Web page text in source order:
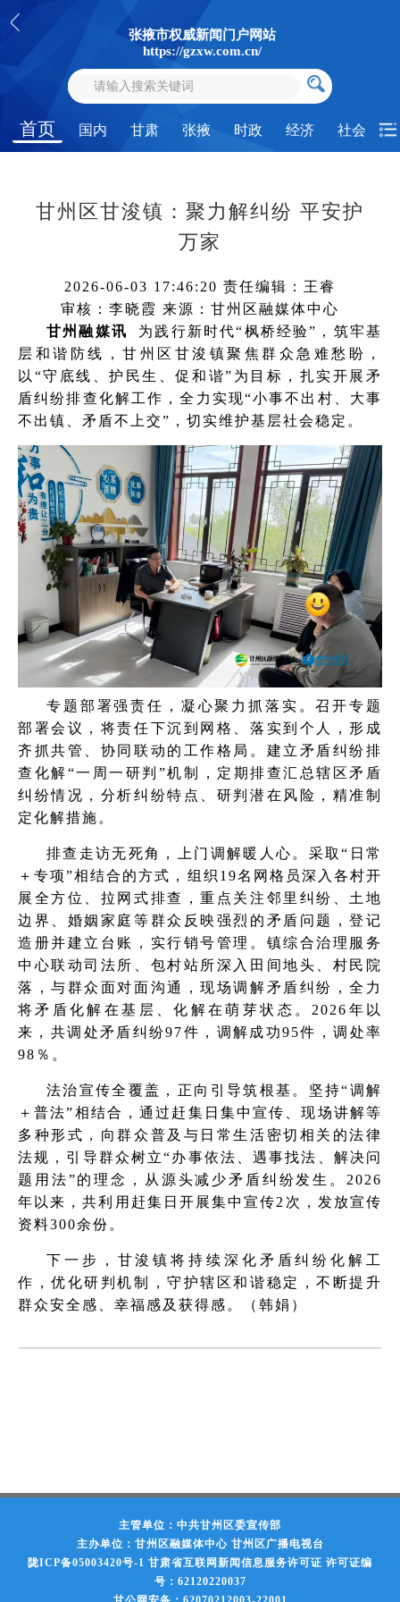
张掖市权威新闻门户网站
https://gzxw.com.cn/
首页 国内 甘肃 张掖 时政 经济 社会
甘州区甘浚镇：聚力解纠纷 平安护
万家
2026-06-03 17:46:20 责任编辑：王睿
审核：李晓霞 来源：甘州区融媒体中心
甘州融媒讯
为践行新时代“枫桥经验”，筑牢基
层和谐防线，甘州区甘浚镇聚焦群众急难愁盼，
以“守底线、护民生、促和谐”为目标，扎实开展矛
盾纠纷排查化解工作，全力实现“小事不出村、大事
不出镇、矛盾不上交”，切实维护基层社会稳定。
专题部署强责任，凝心聚力抓落实。召开专题
部署会议，将责任下沉到网格、落实到个人，形成
齐抓共管、协同联动的工作格局。建立矛盾纠纷排
查化解“一周一研判”机制，定期排查汇总辖区矛盾
纠纷情况，分析纠纷特点、研判潜在风险，精准制
定化解措施。
排查走访无死角，上门调解暖人心。采取“日常
＋专项”相结合的方式，组织19名网格员深入各村开
展全方位、拉网式排查，重点关注邻里纠纷、土地
边界、婚姻家庭等群众反映强烈的矛盾问题，登记
造册并建立台账，实行销号管理。镇综合治理服务
中心联动司法所、包村站所深入田间地头、村民院
落，与群众面对面沟通，现场调解矛盾纠纷，全力
将矛盾化解在基层、化解在萌芽状态。2026年以
来，共调处矛盾纠纷97件，调解成功95件，调处率
98％。
法治宣传全覆盖，正向引导筑根基。坚持“调解
＋普法”相结合，通过赶集日集中宣传、现场讲解等
多种形式，向群众普及与日常生活密切相关的法律
法规，引导群众树立“办事依法、遇事找法、解决问
题用法”的理念，从源头减少矛盾纠纷发生。2026
年以来，共利用赶集日开展集中宣传2次，发放宣传
资料300余份。
下一步，甘浚镇将持续深化矛盾纠纷化解工
作，优化研判机制，守护辖区和谐稳定，不断提升
群众安全感、幸福感及获得感。（韩娟）
主管单位：中共甘州区委宣传部
主办单位：甘州区融媒体中心 甘州区广播电视台
陇ICP备05003420号-1 甘肃省互联网新闻信息服务许可证 许可证编
号：62120220037